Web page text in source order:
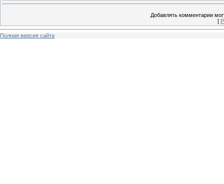
Добавлять комментарии
[
Полная версия сайта